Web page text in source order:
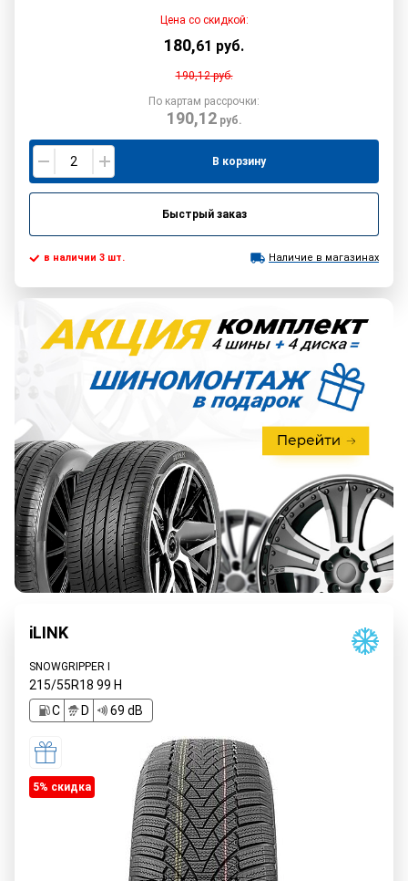
Цена со скидкой:
180,61 руб.
190,12руб.
По картам рассрочки:
190,12руб.
В корзину
Быстрый заказ
в наличии 3 шт. Наличие в магазинах
iLINK
SNOWGRIPPER I
215/55R18 99 H
C
D 69 dB
5% cкидка